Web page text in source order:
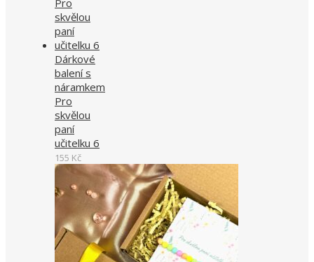
Dárkové
balení s
náramkem
Pro
skvělou
paní
učitelku 6
155 Kč